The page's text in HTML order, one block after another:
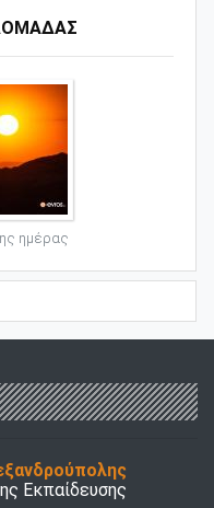
ημέρας
Εκπαίδευσης